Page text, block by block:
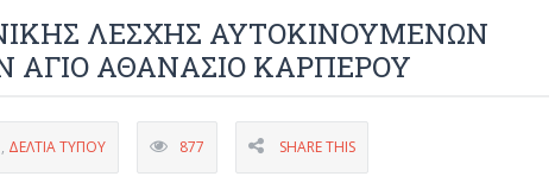
ΛΕΣΧΗΣ ΑΥΤΟΚΙΝΟΥΜΕΝΩΝ
ΑΓΙΟ ΑΘΑΝΑΣΙΟ ΚΑΡΠΕΡΟΥ
, ΔΕΛΤΊΑ ΤΎΠΟΥ 877 SHARE THIS